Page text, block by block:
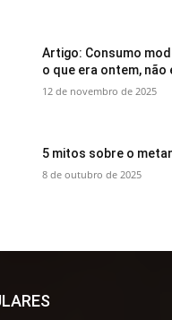
Artigo: Consumo
o que era ontem, não
12 de novembro de 2025
5 mitos sobre o
8 de outubro de 2025